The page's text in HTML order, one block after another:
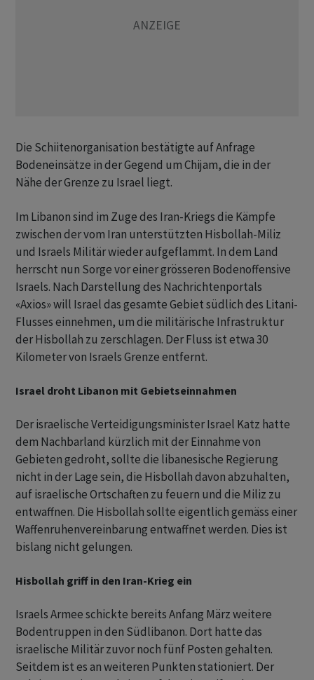
Die Schiitenorganisation bestätigte auf Anfrage
Bodeneinsätze in der Gegend um Chijam, die in der
Nähe der Grenze zu Israel liegt.
Im Libanon sind im Zuge des Iran-Kriegs die Kämpfe
zwischen der vom Iran unterstützten Hisbollah-Miliz
und Israels Militär wieder aufgeflammt. In dem Land
herrscht nun Sorge vor einer grösseren Bodenoffensive
Israels. Nach Darstellung des Nachrichtenportals
«Axios» will Israel das gesamte Gebiet südlich des Litani-
Flusses einnehmen, um die militärische Infrastruktur
der Hisbollah zu zerschlagen. Der Fluss ist etwa 30
Kilometer von Israels Grenze entfernt.
Israel droht Libanon mit Gebietseinnahmen
Der israelische Verteidigungsminister Israel Katz hatte
dem Nachbarland kürzlich mit der Einnahme von
Gebieten gedroht, sollte die libanesische Regierung
nicht in der Lage sein, die Hisbollah davon abzuhalten,
auf israelische Ortschaften zu feuern und die Miliz zu
entwaffnen. Die Hisbollah sollte eigentlich gemäss einer
Waffenruhenvereinbarung entwaffnet werden. Dies ist
bislang nicht gelungen.
Hisbollah griff in den Iran-Krieg ein
Israels Armee schickte bereits Anfang März weitere
Bodentruppen in den Südlibanon. Dort hatte das
israelische Militär zuvor noch fünf Posten gehalten.
Seitdem ist es an weiteren Punkten stationiert. Der